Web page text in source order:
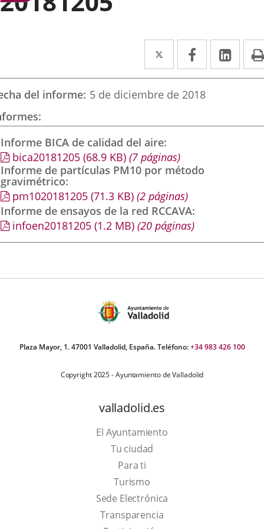
Twitter
Enlace
a
una
externa.
Facebook
Enlace
a
una
externa.
a
del informe 5 de diciembre de 2018
Informe BICA de calidad del aire
bica20181205 (68.9 KB) (7 páginas)
Informe de partículas PM10 por método
gravimétrico
pm1020181205 (71.3 KB) (2 páginas)
Informe de ensayos de la red RCCAVA
infoen20181205 (1.2 MB) (20 páginas)
Plaza Mayor, 1. 47001 Valladolid, España. Teléfono:+34 983 426 100
Copyright 2025 - Ayuntamiento de Valladolid
valladolid.es
El Ayuntamiento
Tu ciudad
Para ti
TurismoThis
link
will
Sede Electrónica
Transparencia